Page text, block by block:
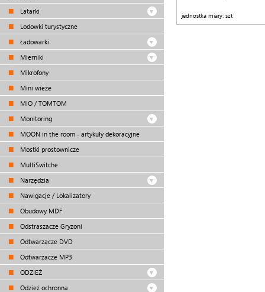
Latarki
Lodowki turystyczne
Ładowarki
Mierniki
Mikrofony
Mini wieże
MIO / TOMTOM
Monitoring
MOON in the room - artykuły dekoracyjne
Mostki prostownicze
MultiSwitche
Narzędzia
Nawigacje / Lokalizatory
Obudowy MDF
Odstraszacze Gryzoni
Odtwarzacze DVD
Odtwarzacze MP3
ODZIEŻ
Odzież ochronna
jednostka miary: szt